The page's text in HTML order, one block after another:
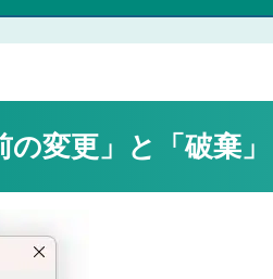
変更」と「破棄」